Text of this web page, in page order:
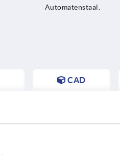
Automatenstaal.
CAD